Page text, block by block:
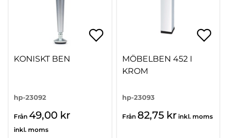
KONISKT BEN
hp-23092
Från 49,00 kr
inkl. moms
MÖBELBEN 452 I
KROM
hp-23093
Från 82,75 kr inkl. moms